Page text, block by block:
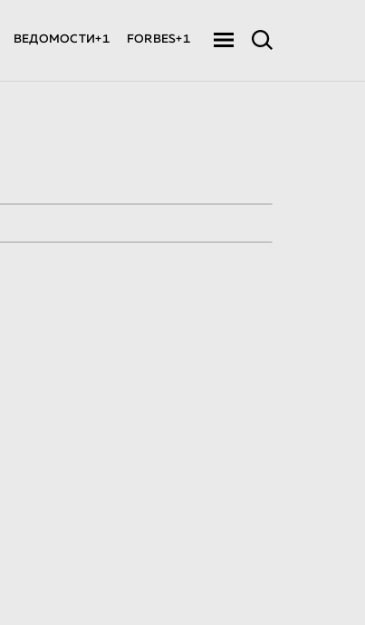
ВЕДОМОСТИ+1 FORBES+1